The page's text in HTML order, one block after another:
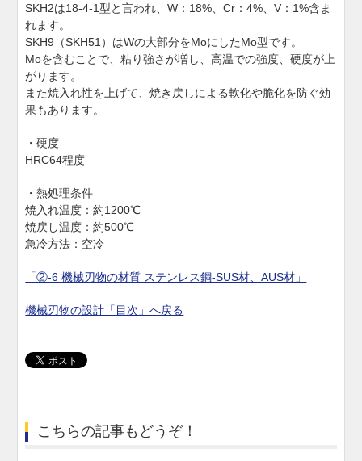
SKH2は18-4-1型と言われ、W：18%、Cr：4%、V：1%含ま
れます。
SKH9（SKH51）はWの大部分をMoにしたMo型です。
Moを含むことで、粘り強さが増し、高温での強度、硬度が上
がります。
また焼入れ性を上げて、焼き戻しによる軟化や脆化を防ぐ効
果もあります。
・硬度
HRC64程度
・熱処理条件
焼入れ温度：約1200℃
焼戻し温度：約500℃
急冷方法：空冷
「②-6 機械刃物の材質 ステンレス鋼-SUS材、AUS材」
機械刃物の設計「目次」へ戻る
こちらの記事もどうぞ！